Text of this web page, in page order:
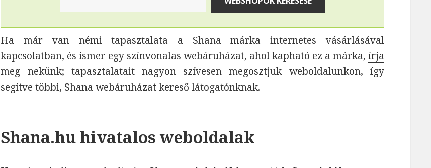
Ha már van némi tapasztalata a Shana márka internetes vásárlásával
kapcsolatban, és ismer egy színvonalas webáruházat, ahol kapható ez a márka, írja
meg nekünk; tapasztalatait nagyon szívesen megosztjuk weboldalunkon, így
segítve többi, Shana webáruházat kereső látogatónknak.
Shana.hu hivatalos weboldalak